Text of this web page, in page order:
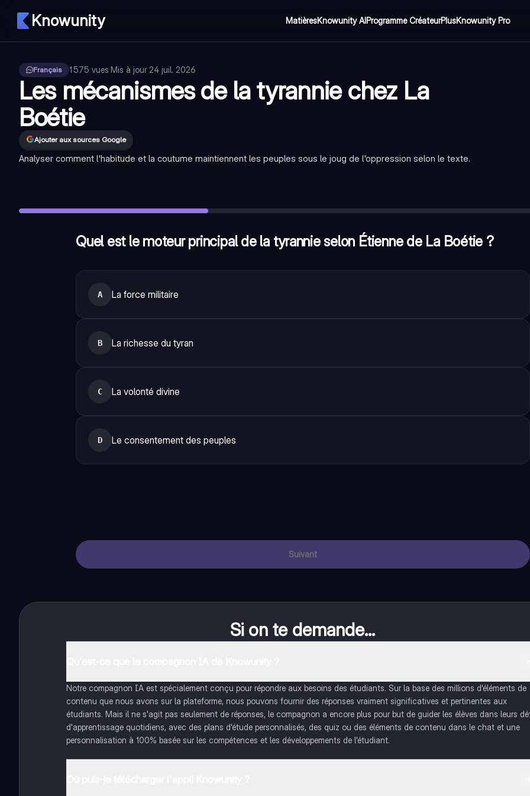
Knowunity MatièresKnowunity AIProgramme CréateurPlusKnowunity Pro
Français 1 575 vues·Mis à jour 24 juil. 2026
Les mécanismes de la tyrannie chez La
Boétie
Ajouter aux sources Google
Analyser comment l'habitude et la coutume maintiennent les peuples sous le joug de l'oppression selon le texte.
Quel est le moteur principal de la tyrannie selon Étienne de La Boétie ?
A La force militaire
B La richesse du tyran
C La volonté divine
D Le consentement des peuples
Suivant
Quel rôle joue l'habitude dans le maintien de la servitude ?—Elle normalise l'oppression
Si on te demande...
Notre compagnon IA est spécialement conçu pour répondre aux besoins des étudiants. Sur la base des millions d'éléments de
contenu que nous avons sur la plateforme, nous pouvons fournir des réponses vraiment significatives et pertinentes aux
étudiants. Mais il ne s'agit pas seulement de réponses, le compagnon a encore plus pour but de guider les élèves dans leurs
d'apprentissage quotidiens, avec des plans d'étude personnalisés, des quiz ou des éléments de contenu dans le chat et une
personnalisation à 100% basée sur les compétences et les développements de l'étudiant.